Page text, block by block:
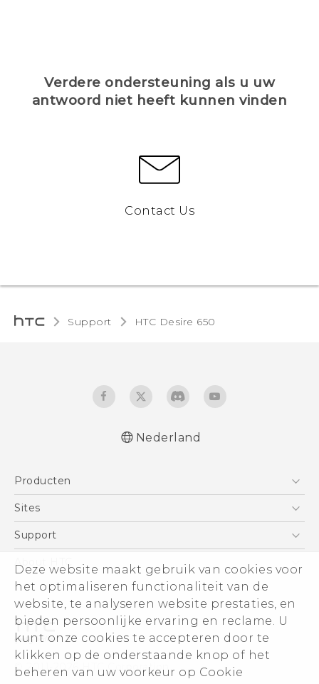
Deze website maakt gebruik van cookies voor
het optimaliseren functionaliteit van de
website, te analyseren website prestaties, en
bieden persoonlijke ervaring en reclame. U
kunt onze cookies te accepteren door te
klikken op de onderstaande knop of het
beheren van uw voorkeur op Cookie
Verdere ondersteuning als u uw
antwoord niet heeft kunnen vinden
Contact Us
Support HTC Desire 650‎
Nederlands - Gebruikershandleiding
wettelijke voorschriften
Deutsch - Informationen zur Sicherheit und
behördliche Bestimmungen
English - Quick start guide
English - User manual
English - Safety and regulatory guide
Nederland
Producten
Telefoons
Vive
Accessoires
Sites
HTC Vive
Aan de slag
Support
Support voor eCommerce
About HTC
ESG
Informatie over het bedrijf
Voor beleggers (engels)
Cookie Preferences
Vacatures
© 2011-2026 HTC Corporation